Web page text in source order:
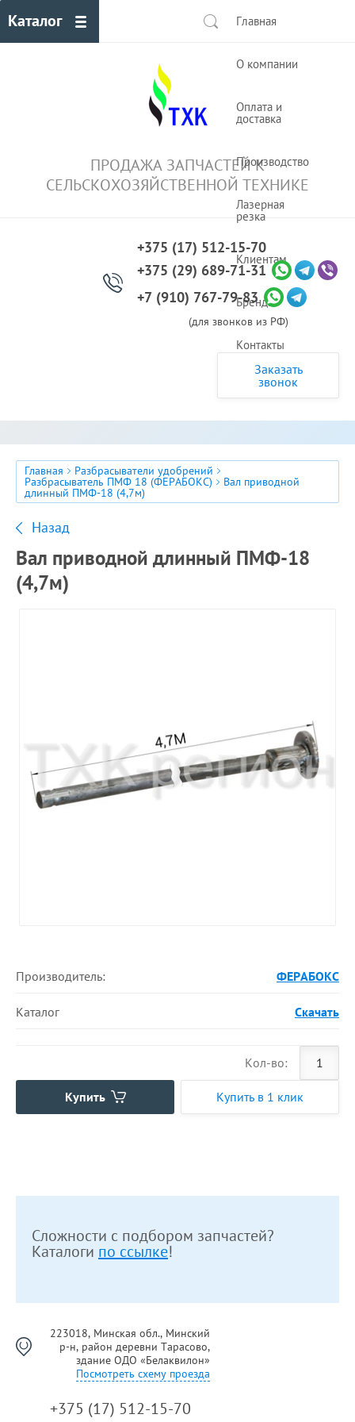
Каталог Главная
О компании
Оплата и
доставка
Производство
Лазерная
резка
Клиентам
Бренды
Контакты
ПРОДАЖА ЗАПЧАСТЕЙ К
СЕЛЬСКОХОЗЯЙСТВЕННОЙ ТЕХНИКЕ
+375 (17) 512-15-70
+375 (29) 689-71-31
+7 (910) 767-79-83
(для звонков из РФ)
Заказать
звонок
Главная Разбрасыватели удобрений
Разбрасыватель ПМФ 18 (ФЕРАБОКС) Вал приводной
длинный ПМФ-18 (4,7м)
Назад
Вал приводной длинный ПМФ-18
(4,7м)
Производитель: ФЕРАБОКС
Каталог Скачать
Кол-во:
Купить Купить в 1 клик
Сложности с подбором запчастей?
Каталоги по ссылке!
223018, Минская обл., Минский
р-н, район деревни Тарасово,
здание ОДО «Белаквилон»
Посмотреть схему проезда
+375 (17) 512-15-70